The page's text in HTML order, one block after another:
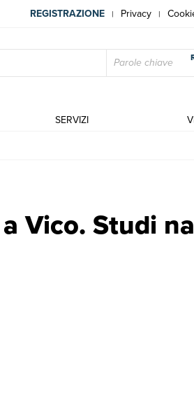
REGISTRAZIONE | Privacy |
SERVIZI
Vico. Studi
antichi e moderni | Torrini Maurizio, br.